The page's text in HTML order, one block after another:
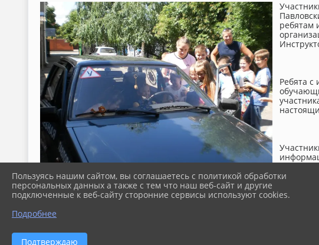
ребятам
Ребята с
Пользуясь нашим сайтом, вы соглашаетесь с политикой обработки
персональных данных а также с тем что наш веб-сайт и другие
подключенные к веб-сайту сторонние сервисы используют cookies.
Подробнее
Подтверждаю